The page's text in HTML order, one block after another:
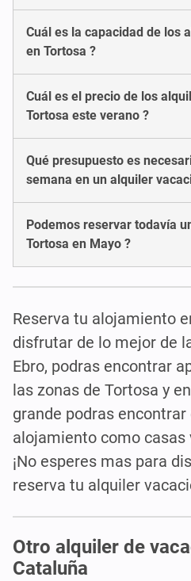
Cuál es la capacidad de los
en Tortosa ?
Cuál es el precio de los
Tortosa este verano ?
Qué presupuesto es
semana en un alquiler
Podemos reservar todavía
Tortosa en Mayo ?
Reserva tu alojamiento
disfrutar de lo mejor de
Ebro, podras encontrar
las zonas de Tortosa y
grande podras
alojamiento como casas
¡No esperes mas para
reserva tu alquiler
Otro alquiler de
Cataluña